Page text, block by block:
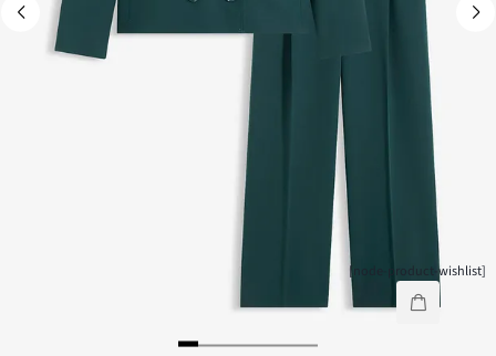
[node-product-wishlist]